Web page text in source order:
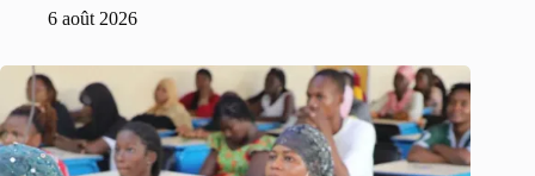
6 août 2026